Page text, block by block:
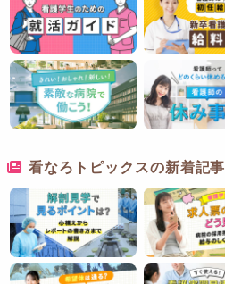
看なろトピックスの新着記事